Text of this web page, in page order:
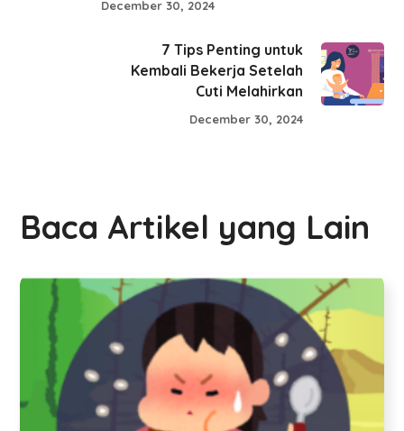
December 30, 2024
7 Tips Penting untuk
Kembali Bekerja Setelah
Cuti Melahirkan
December 30, 2024
Baca Artikel yang Lain